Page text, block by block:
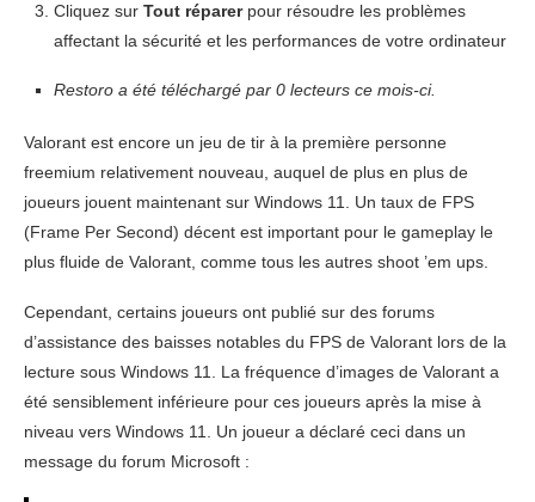
Cliquez sur Tout réparerpour résoudre les problèmes
affectant la sécurité et les performances de votre ordinateur
Restoro a été téléchargé par 0 lecteurs ce mois-ci.
Valorant est encore un jeu de tir à la première personne
freemium relativement nouveau, auquel de plus en plus de
joueurs jouent maintenant sur Windows 11. Un taux de FPS
(Frame Per Second) décent est important pour le gameplay le
plus fluide de Valorant, comme tous les autres shoot ’em ups.
Cependant, certains joueurs ont publié sur des forums
d’assistance des baisses notables du FPS de Valorant lors de la
lecture sous Windows 11. La fréquence d’images de Valorant a
été sensiblement inférieure pour ces joueurs après la mise à
niveau vers Windows 11. Un joueur a déclaré ceci dans un
message du forum Microsoft :